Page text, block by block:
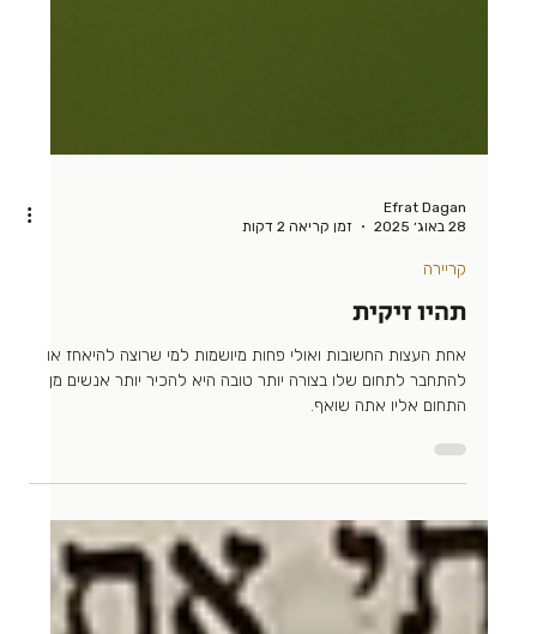
Efrat Dagan
28 באוג׳ 2025
זמן קריאה 2 דקות
להתחבר לתחום שלו בצורה יותר טובה היא להכיר יותר אנשים מן
התחום אליו אתה שואף.